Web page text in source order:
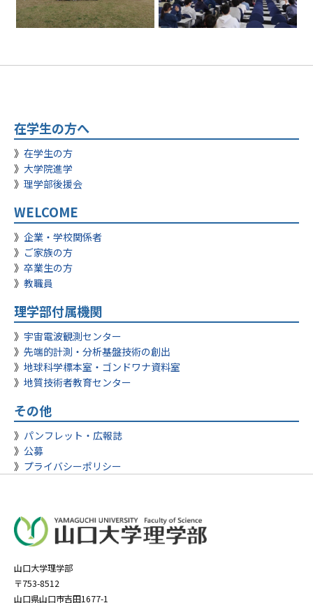
在学生の方へ
在学生の方
大学院進学
理学部後援会
WELCOME
企業・学校関係者
ご家族の方
卒業生の方
教職員
理学部付属機関
宇宙電波観測センター
先端的計測・分析基盤技術の創出
地球科学標本室・ゴンドワナ資料室
地質技術者教育センター
その他
パンフレット・広報誌
公募
プライバシーポリシー
山口大学理学部
〒753-8512
山口県山口市吉田1677-1